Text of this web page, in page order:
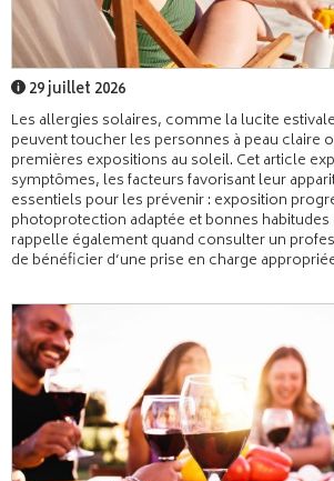
29 juillet 2026
Les allergies solaires, comme la lucite
peuvent toucher les personnes à peau claire
premières expositions au soleil. Cet article
symptômes, les facteurs favorisant leur
essentiels pour les prévenir : exposition
photoprotection adaptée et bonnes habitudes
rappelle également quand consulter un
de bénéficier d’une prise en charge